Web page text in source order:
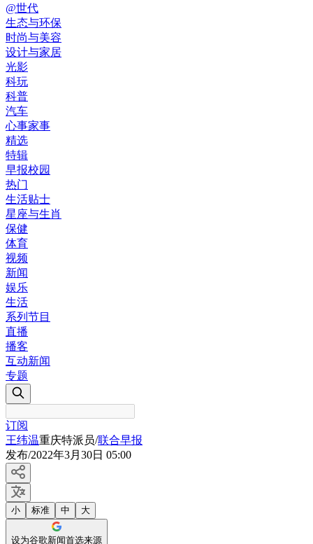
@世代
生态与环保
时尚与美容
设计与家居
光影
科玩
科普
汽车
心事家事
精选
特辑
早报校园
热门
生活贴士
星座与生肖
保健
体育
视频
新闻
娱乐
生活
系列节目
直播
播客
互动新闻
专题
订阅
王纬温重庆特派员/联合早报
发布/2022年3月30日 05:00
小 标准 中 大
设为谷歌新闻首选来源